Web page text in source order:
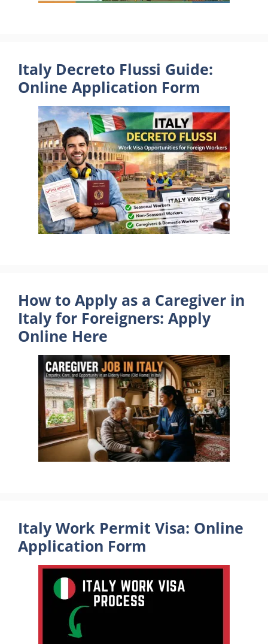
Italy Decreto Flussi Guide:
Online Application Form
How to Apply as a Caregiver in
Italy for Foreigners: Apply
Online Here
Italy Work Permit Visa: Online
Application Form